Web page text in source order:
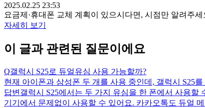
2025.02.25 23:53
요금제·휴대폰 교체 계획이 있으시다면, 시점만 알려주
자세히 보기
이 글과 관련된 질문이에요
Q갤럭시 S25로 듀얼유심 사용 가능할까?
현재 아이폰과 삼성폰 두 개를 사용 중인데, 갤럭시 S25
답변 갤럭시 S25에서는 두 가지 유심을 한 폰에서 사용
기기에서 문제없이 사용할 수 있어요. 카카오톡도 듀얼